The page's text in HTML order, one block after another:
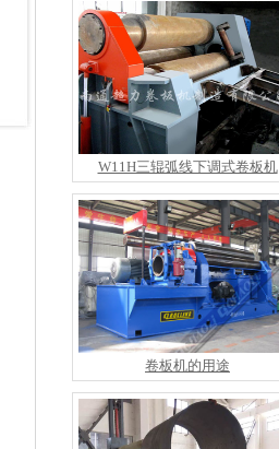
W11H三辊弧线下调式卷板机
卷板机的用途